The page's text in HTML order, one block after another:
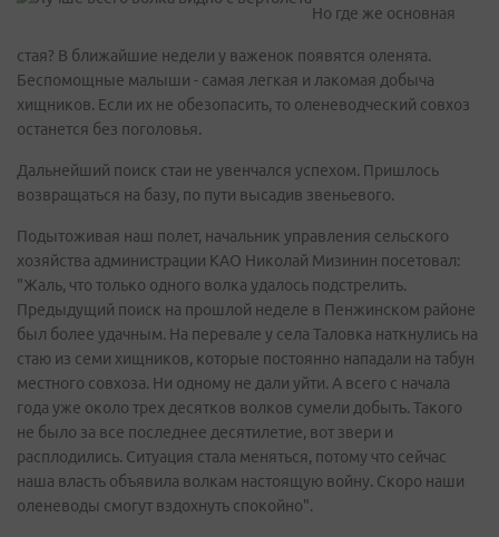
Но где же основная
стая? В ближайшие недели у важенок появятся оленята.
Беспомощные малыши - самая легкая и лакомая добыча
хищников. Если их не обезопасить, то оленеводческий совхоз
останется без поголовья.
Дальнейший поиск стаи не увенчался успехом. Пришлось
возвращаться на базу, по пути высадив звеньевого.
Подытоживая наш полет, начальник управления сельского
хозяйства администрации КАО Николай Мизинин посетовал:
"Жаль, что только одного волка удалось подстрелить.
Предыдущий поиск на прошлой неделе в Пенжинском районе
был более удачным. На перевале у села Таловка наткнулись на
стаю из семи хищников, которые постоянно нападали на табун
местного совхоза. Ни одному не дали уйти. А всего с начала
года уже около трех десятков волков сумели добыть. Такого
не было за все последнее десятилетие, вот звери и
расплодились. Ситуация стала меняться, потому что сейчас
наша власть объявила волкам настоящую войну. Скоро наши
оленеводы смогут вздохнуть спокойно".